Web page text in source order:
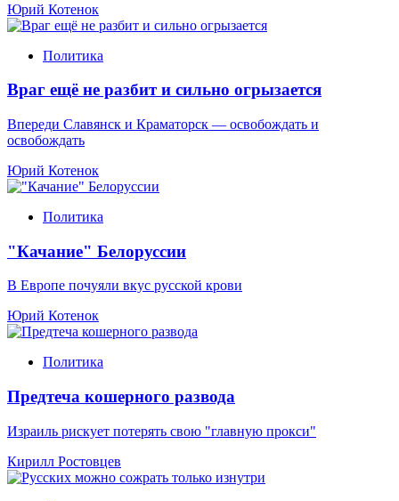
Юрий Котенок
Политика
Враг ещё не разбит и сильно огрызается
Впереди Славянск и Краматорск — освобождать и
освобождать
Юрий Котенок
Политика
"Качание" Белоруссии
В Европе почуяли вкус русской крови
Юрий Котенок
Политика
Предтеча кошерного развода
Израиль рискует потерять свою "главную прокси"
Кирилл Ростовцев